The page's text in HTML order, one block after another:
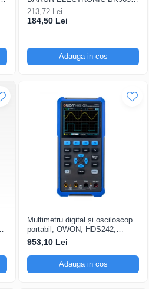
200...480°C control analogic, cu
buton
213,72 Lei
184,50 Lei
Adauga in cos
Multimetru digital și osciloscop
portabil, OWON, HDS242,
200mV-1kV, 200mA-
953,10 Lei
Adauga in cos